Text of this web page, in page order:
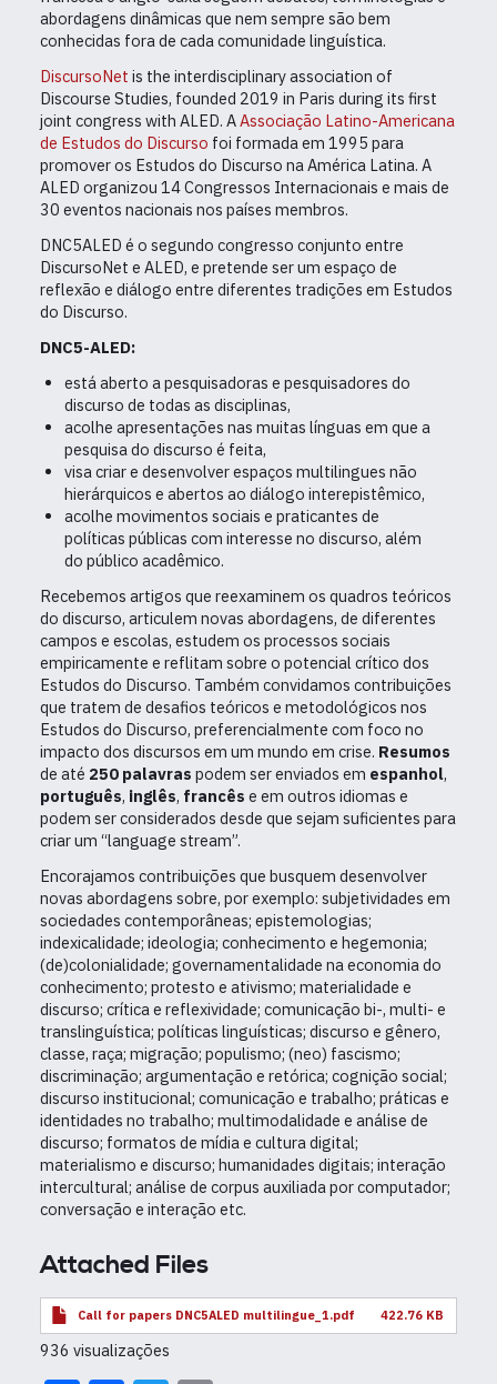
abordagens dinâmicas que nem sempre são bem
conhecidas fora de cada comunidade linguística.
DiscursoNet is the interdisciplinary association of
Discourse Studies, founded 2019 in Paris during its first
joint congress with ALED. AAssociação Latino-Americana
de Estudos do Discurso foi formada em 1995 para
promover os Estudos do Discurso na América Latina. A
ALED organizou 14 Congressos Internacionais e mais de
30 eventos nacionais nos países membros.
DNC5ALED é o segundo congresso conjunto entre
DiscursoNet e ALED, e pretende ser um espaço de
reflexão e diálogo entre diferentes tradições em Estudos
do Discurso.
DNC5-ALED:
está aberto a pesquisadoras e pesquisadores do
discurso de todas as disciplinas,
acolhe apresentações nas muitas línguas em que a
pesquisa do discurso é feita,
visa criar e desenvolver espaços multilingues não
hierárquicos e abertos ao diálogo interepistêmico,
acolhe movimentos sociais e praticantes de
políticas públicas com interesse no discurso, além
do público acadêmico.
Recebemos artigos que reexaminem os quadros teóricos
do discurso, articulem novas abordagens, de diferentes
campos e escolas, estudem os processos sociais
empiricamente e reflitam sobre o potencial crítico dos
Estudos do Discurso. Também convidamos contribuições
que tratem de desafios teóricos e metodológicos nos
Estudos do Discurso, preferencialmente com foco no
impacto dos discursos em um mundo em crise. Resumos
de até 250 palavras podem ser enviados em espanhol,
português, inglês, francês e em outros idiomas e
podem ser considerados desde que sejam suficientes para
criar um “language stream”.
Encorajamos contribuições que busquem desenvolver
novas abordagens sobre, por exemplo: subjetividades em
sociedades contemporâneas; epistemologias;
indexicalidade; ideologia; conhecimento e hegemonia;
(de)colonialidade; governamentalidade na economia do
conhecimento; protesto e ativismo; materialidade e
discurso; crítica e reflexividade; comunicação bi-, multi- e
translinguística; políticas linguísticas; discurso e gênero,
classe, raça; migração; populismo; (neo) fascismo;
discriminação; argumentação e retórica; cognição social;
discurso institucional; comunicação e trabalho; práticas e
identidades no trabalho; multimodalidade e análise de
discurso; formatos de mídia e cultura digital;
materialismo e discurso; humanidades digitais; interação
intercultural; análise de corpus auxiliada por computador;
conversação e interação etc.
Attached Files
Call for papers DNC5ALED multilingue_1.pdf 422.76 KB
936 visualizações